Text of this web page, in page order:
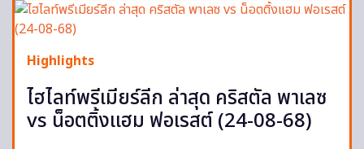
Highlights
ไฮไลท์พรีเมียร์ลีก ล่าสุด คริสตัล พาเลซ
vs น็อตติ้งแฮม ฟอเรสต์ (24-08-68)